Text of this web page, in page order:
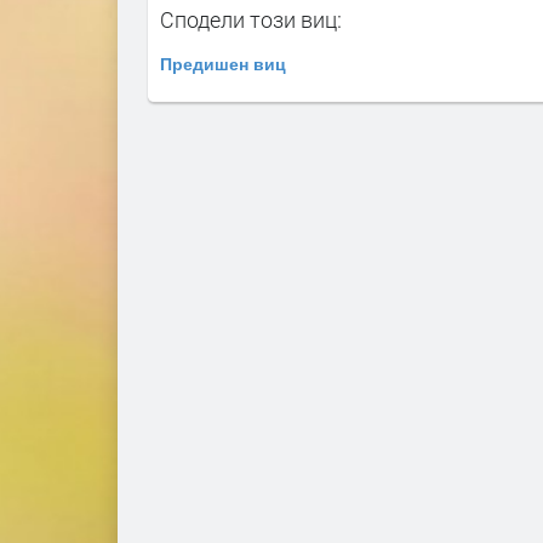
Сподели този виц:
Предишен виц